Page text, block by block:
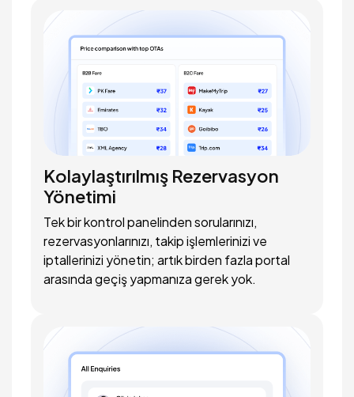
Kolaylaştırılmış Rezervasyon
Yönetimi
Tek bir kontrol panelinden sorularınızı,
rezervasyonlarınızı, takip işlemlerinizi ve
iptallerinizi yönetin; artık birden fazla portal
arasında geçiş yapmanıza gerek yok.